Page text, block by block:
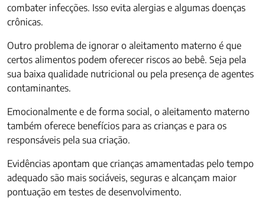
combater infecções. Isso evita alergias e algumas doenças
crônicas.
Outro problema de ignorar o aleitamento materno é que
certos alimentos podem oferecer riscos ao bebê. Seja pela
sua baixa qualidade nutricional ou pela presença de agentes
contaminantes.
Emocionalmente e de forma social, o aleitamento materno
também oferece benefícios para as crianças e para os
responsáveis pela sua criação.
Evidências apontam que crianças amamentadas pelo tempo
adequado são mais sociáveis, seguras e alcançam maior
pontuação em testes de desenvolvimento.